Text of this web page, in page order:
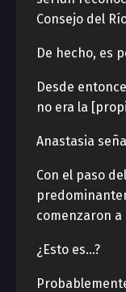
Consejo del
De hecho, es
Desde
no era la
Anastasia
Con el paso
comenzaron
¿Esto es…?